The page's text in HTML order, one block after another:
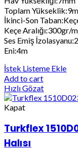
Toplam
İkinci-Son
Keçe Aralığı:300gr/
Ses Emiş
Eni:4m
İstek Listeme Ekle
Add to cart
Hızlı Gözat
Kapat
Turkflex
Halısı